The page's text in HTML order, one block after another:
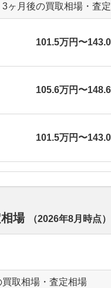
3ヶ月後の買取相場・査
101.5万円〜
105.6万円〜
101.5万円〜
場 （2026年8月 時点）
取相場・査定相場